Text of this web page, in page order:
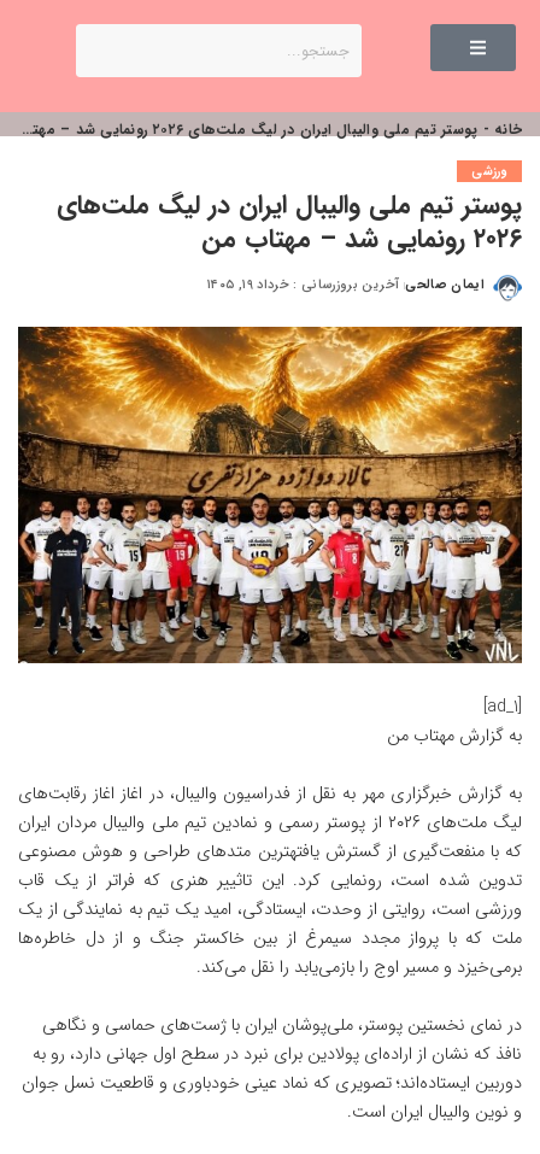
خانه - پوستر تیم ملی والیبال ایران در لیگ ملت‌های ۲۰۲۶ رونمایی شد – مهتاب من
ورزشی
پوستر تیم ملی والیبال ایران در لیگ ملت‌های
۲۰۲۶ رونمایی شد – مهتاب من
ایمان صالحی آخرین بروزرسانی : خرداد ۱۹, ۱۴۰۵
[ad_1]
به گزارش مهتاب من
به گزارش خبرگزاری مهر به نقل از فدراسیون والیبال، در اغاز اغاز رقابت‌های
لیگ ملت‌های ۲۰۲۶ از پوستر رسمی و نمادین تیم ملی والیبال مردان ایران
که با منفعت‌گیری از گسترش یافتهترین متدهای طراحی و هوش مصنوعی
تدوین شده است، رونمایی کرد. این تاثییر هنری که فراتر از یک قاب
ورزشی است، روایتی از وحدت، ایستادگی، امید یک تیم به نمایندگی از یک
ملت که با پرواز مجدد سیمرغ از بین خاکستر جنگ و از دل خاطره‌ها
برمی‌خیزد و مسیر اوج را بازمی‌یابد را نقل می‌کند.
در نمای نخستین پوستر، ملی‌پوشان ایران با ژست‌های حماسی و نگاهی
نافذ که نشان از اراده‌ای پولادین برای نبرد در سطح اول جهانی دارد، رو به
دوربین ایستاده‌اند؛ تصویری که نماد عینی خودباوری و قاطعیت نسل جوان
و نوین والیبال ایران است.